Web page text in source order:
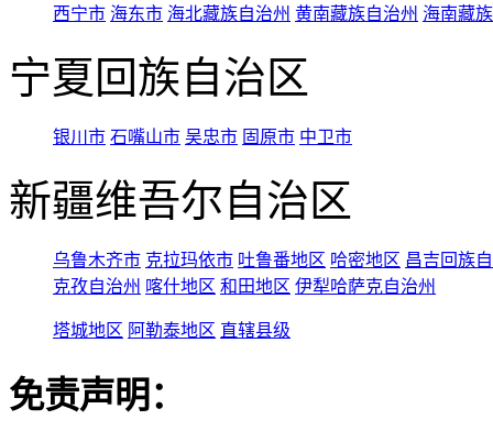
西宁市 海东市 海北藏族自治州 黄南藏族自治州 海南藏
宁夏回族自治区
银川市 石嘴山市 吴忠市 固原市 中卫市
新疆维吾尔自治区
乌鲁木齐市 克拉玛依市 吐鲁番地区 哈密地区 昌吉回族
克孜自治州 喀什地区 和田地区 伊犁哈萨克自治州
塔城地区 阿勒泰地区 直辖县级
免责声明：